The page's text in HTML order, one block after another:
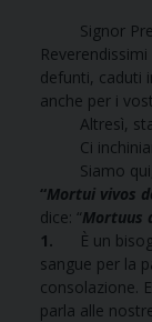
Signor
defunti, caduti
anche per i
Altresì,
Ci
Siamo qui,
“Mortui vivos
dice: “Mortuus
1. È un
sangue per la
consolazione.
parla alle